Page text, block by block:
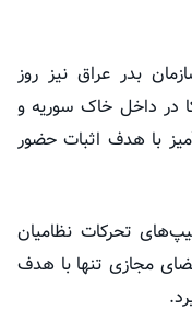
بدر عراق نیز روز
در داخل خاک سوریه و
با هدف اثبات حضور
تحرکات نظامیان
مجازی تنها با هدف